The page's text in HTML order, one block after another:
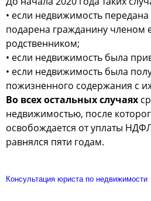
• если недвижимость передана
подарена гражданину членом
родственником;
• если недвижимость была
• если недвижимость была
пожизненного содержания с
Во всех остальных случаях
недвижимостью, после
освобождается от уплаты
равнялся пяти годам.
Консультация юриста по недвижимости